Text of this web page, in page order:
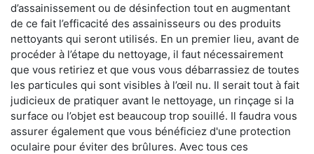
d’assainissement ou de désinfection tout en augmentant
de ce fait l’efficacité des assainisseurs ou des produits
nettoyants qui seront utilisés. En un premier lieu, avant de
procéder à l’étape du nettoyage, il faut nécessairement
que vous retiriez et que vous vous débarrassiez de toutes
les particules qui sont visibles à l’œil nu. Il serait tout à fait
judicieux de pratiquer avant le nettoyage, un rinçage si la
surface ou l’objet est beaucoup trop souillé. Il faudra vous
assurer également que vous bénéficiez d'une protection
oculaire pour éviter des brûlures. Avec tous ces